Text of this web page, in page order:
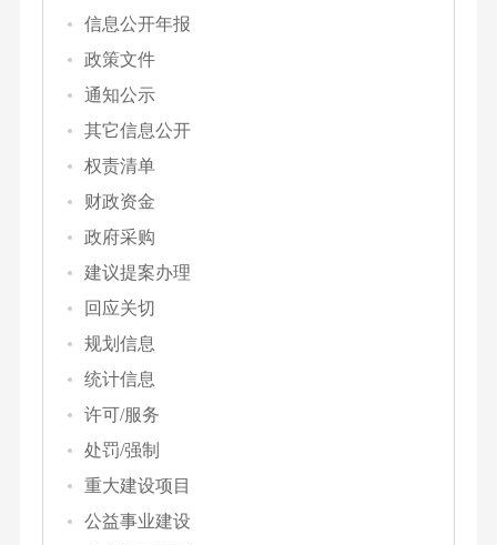
信息公开年报
政策文件
通知公示
其它信息公开
权责清单
财政资金
政府采购
建议提案办理
回应关切
规划信息
统计信息
许可/服务
处罚/强制
重大建设项目
公益事业建设